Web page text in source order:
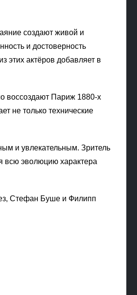
создают живой и
и достоверность
актёров добавляет в
воссоздают Париж 1880-х
не только технические
и увлекательным. Зритель
всю эволюцию характера
Стефан Буше и Филипп